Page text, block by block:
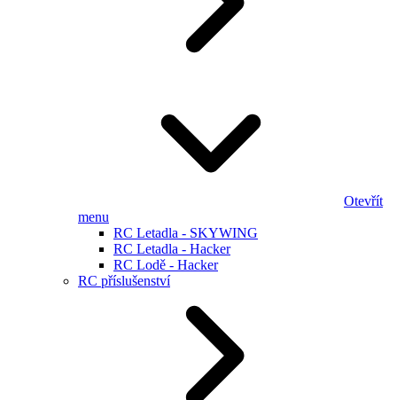
Otevřít
menu
RC Letadla - SKYWING
RC Letadla - Hacker
RC Lodě - Hacker
RC příslušenství